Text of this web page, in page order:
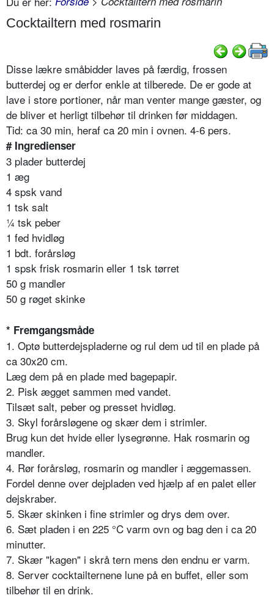
Cocktailtern med rosmarin
Disse lækre småbidder laves på færdig, frossen
butterdej og er derfor enkle at tilberede. De er gode at
lave i store portioner, når man venter mange gæster, og
de bliver et herligt tilbehør til drinken før middagen.
Tid: ca 30 min, heraf ca 20 min i ovnen. 4-6 pers.
# Ingredienser
3 plader butterdej
1 æg
4 spsk vand
1 tsk salt
¼ tsk peber
1 fed hvidløg
1 bdt. forårsløg
1 spsk frisk rosmarin eller 1 tsk tørret
50 g mandler
50 g røget skinke
* Fremgangsmåde
1. Optø butterdejspladerne og rul dem ud til en plade på
ca 30x20 cm.
Læg dem på en plade med bagepapir.
2. Pisk ægget sammen med vandet.
Tilsæt salt, peber og presset hvidløg.
3. Skyl forårsløgene og skær dem i strimler.
Brug kun det hvide eller lysegrønne. Hak rosmarin og
mandler.
4. Rør forårsløg, rosmarin og mandler i æggemassen.
Fordel denne over dejpladen ved hjælp af en palet eller
dejskraber.
5. Skær skinken i fine strimler og drys dem over.
6. Sæt pladen i en 225 °C varm ovn og bag den i ca 20
minutter.
7. Skær "kagen" i skrå tern mens den endnu er varm.
8. Server cocktailternene lune på en buffet, eller som
tilbehør til en drink.